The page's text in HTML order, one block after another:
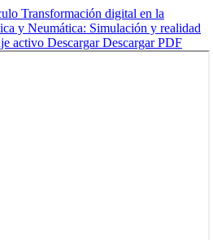
Transformación digital en la
y Neumática: Simulación y realidad
activo DescargarDescargar PDF